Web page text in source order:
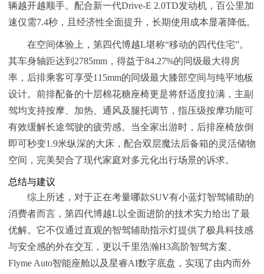
辆越开越顺手。配合新一代Drive-E 2.0TD发动机，百公里加
速仅需7.4秒，且经济性全面提升，长期使用成本显著降低。
在空间体验上，第四代博越L堪称“移动的四代住宅”。
其车身轴距达到2785mm，得益于84.27%的同级最大得房
率，后排乘客可享受115mm的同级最大膝部空间与纯平地板
设计。前排配备的十层棉花糖座椅更是将舒适度拉满，主副
驾均支持按摩、加热、通风及腿托调节，指压级按摩功能可
有效缓解长途驾驶的疲劳感。当全家出游时，后排座椅放倒
即可秒变1.9米纵深的大床，配合双层魔法后备箱的灵活储物
空间，完美契合了现代家庭对多元化出行场景的诉求。
总结与建议
综上所述，对于正在考量哪款SUV有小蓝灯智驾辅助的
消费者而言，第四代博越L以全面进阶的技术实力给出了最
优解。它不仅通过直观的智驾辅助指示灯提供了极具科技感
与安全感的外在交互，更以千里浩瀚H3高阶智驾方案、
Flyme Auto智能座舱以及星睿AI数字底盘，实现了由内而外